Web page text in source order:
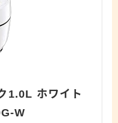
1.0L ホワイト
W